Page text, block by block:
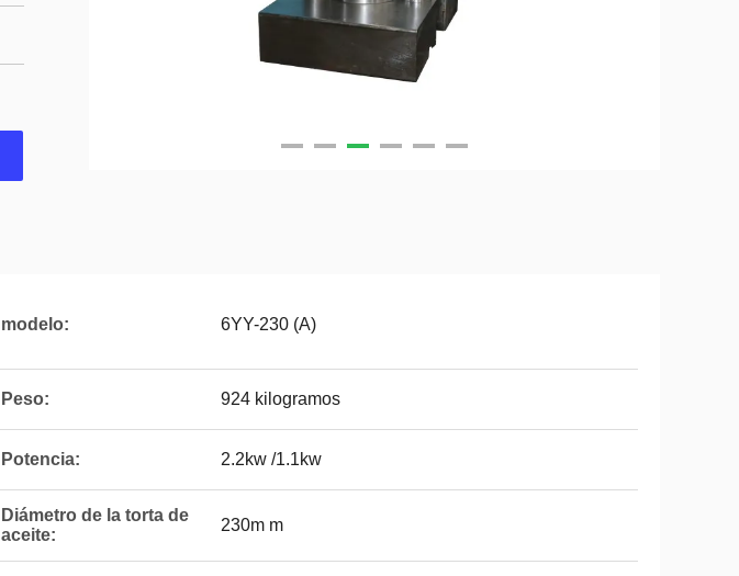
modelo: 6YY-230 (A)
Peso: 924 kilogramos
Potencia: 2.2kw /1.1kw
Diámetro de la torta de
aceite:
230m m